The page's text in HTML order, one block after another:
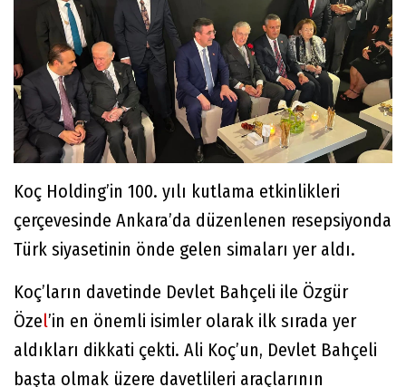
Koç Holding’in 100. yılı kutlama etkinlikleri
çerçevesinde Ankara’da düzenlenen resepsiyonda
Türk siyasetinin önde gelen simaları yer aldı.
Koç’ların davetinde Devlet Bahçeli ile Özgür
Özel’in en önemli isimler olarak ilk sırada yer
aldıkları dikkati çekti. Ali Koç’un, Devlet Bahçeli
başta olmak üzere davetlileri araçlarının